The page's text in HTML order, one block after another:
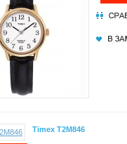
Timex T2M846